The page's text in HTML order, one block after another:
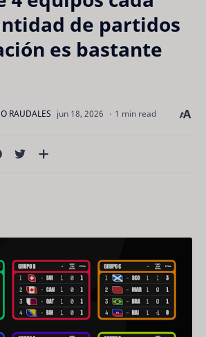
de partidos
es bastante
1 min read